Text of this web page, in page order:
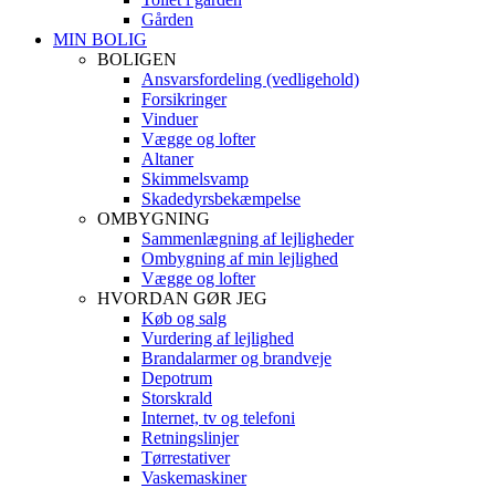
Gården
MIN BOLIG
BOLIGEN
Ansvarsfordeling (vedligehold)
Forsikringer
Vinduer
Vægge og lofter
Altaner
Skimmelsvamp
Skadedyrsbekæmpelse
OMBYGNING
Sammenlægning af lejligheder
Ombygning af min lejlighed
Vægge og lofter
HVORDAN GØR JEG
Køb og salg
Vurdering af lejlighed
Brandalarmer og brandveje
Depotrum
Storskrald
Internet, tv og telefoni
Retningslinjer
Tørrestativer
Vaskemaskiner